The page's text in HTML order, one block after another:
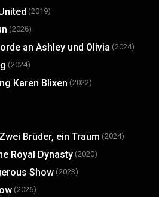
(2019)
(2026)
an Ashley und Olivia (2024)
(2024)
Karen Blixen (2022)
Brüder, ein Traum (2024)
Royal Dynasty (2020)
Show (2023)
(2026)